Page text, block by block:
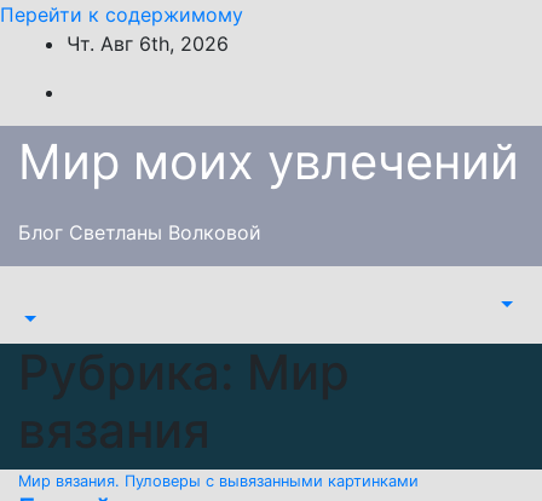
Перейти к содержимому
Чт. Авг 6th, 2026
Мир моих увлечений
Блог Светланы Волковой
Рубрика: Мир
вязания
Мир вязания. Пуловеры с вывязанными картинками